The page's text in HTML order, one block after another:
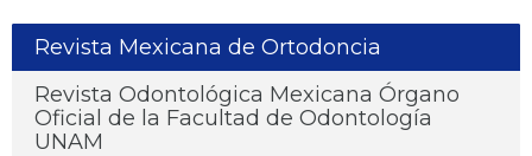
Revista Mexicana de Ortodoncia
Revista Odontológica Mexicana Órgano
Oficial de la Facultad de Odontología
UNAM